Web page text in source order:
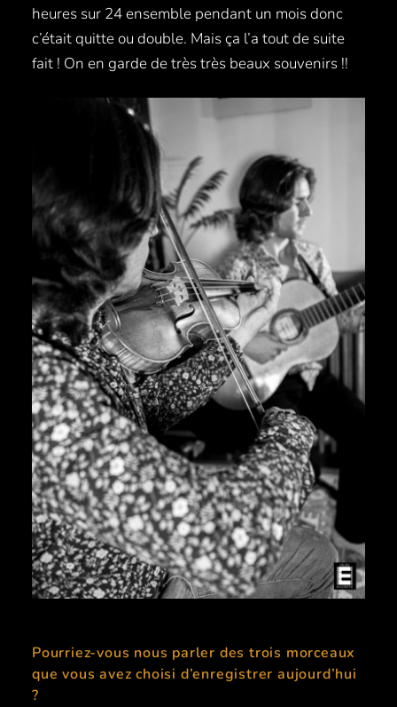
heures sur 24 ensemble pendant un mois donc
c’était quitte ou double. Mais ça l’a tout de suite
fait ! On en garde de très très beaux souvenirs !!
Pourriez-vous nous parler des trois morceaux
que vous avez choisi d’enregistrer aujourd’hui
?